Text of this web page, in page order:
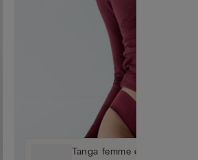
Tanga femme en coton